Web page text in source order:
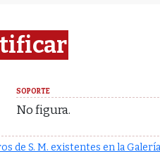
SOPORTE
No figura.
de S. M. existentes en la